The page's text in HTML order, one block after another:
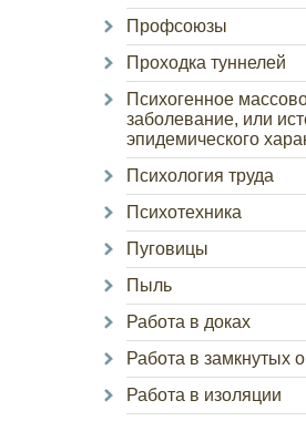
Профсоюзы
Проходка туннелей
Психогенное
заболевание, или
эпидемического
Психология труда
Психотехника
Пуговицы
Пыль
Работа в доках
Работа в замкнутых
Работа в изоляции